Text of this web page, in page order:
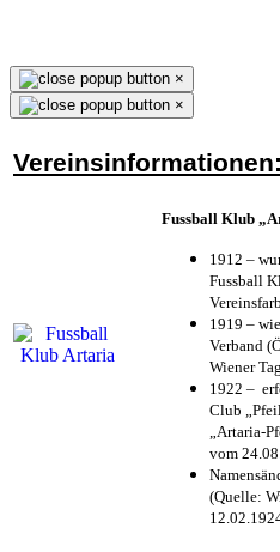
×
×
Vereinsinformationen:
Fussball Klub
1912 –
Fussball
1919 –
Verband
Wiener
1922 –
Club
„Artaria-
vom
(Quelle: